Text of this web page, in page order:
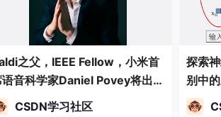
ServletRequestListener
ServletRequestAttributeListener
HttpSessionListener
HttpSessionAttributeListener
ServletContextListener
之父，IEEE Fellow，小米首
语音科学家Daniel Povey将出席
全球机器学习技术大会并发
CSDN学习社区
探索
别中